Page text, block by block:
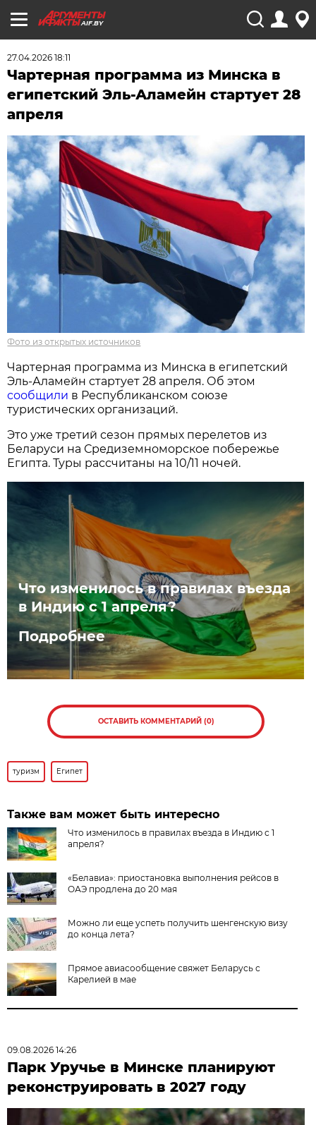
AIF.BY
27.04.2026 18:11
Чартерная программа из Минска в
египетский Эль-Аламейн стартует 28
апреля
Фото из открытых источников
Чартерная программа из Минска в египетский
Эль-Аламейн стартует 28 апреля. Об этом
сообщили в Республиканском союзе
туристических организаций.
Это уже третий сезон прямых перелетов из
Беларуси на Средиземноморское побережье
Египта. Туры рассчитаны на 10/11 ночей.
Что изменилось в правилах въезда
в Индию с 1 апреля?
Подробнее
ОСТАВИТЬ КОММЕНТАРИЙ (0)
туризм Египет
Также вам может быть интересно
Что изменилось в правилах въезда в Индию с 1
апреля?
«Белавиа»: приостановка выполнения рейсов в
ОАЭ продлена до 20 мая
Можно ли еще успеть получить шенгенскую визу
до конца лета?
Прямое авиасообщение свяжет Беларусь с
Карелией в мае
09.08.2026 14:26
Парк Уручье в Минске планируют
реконструировать в 2027 году